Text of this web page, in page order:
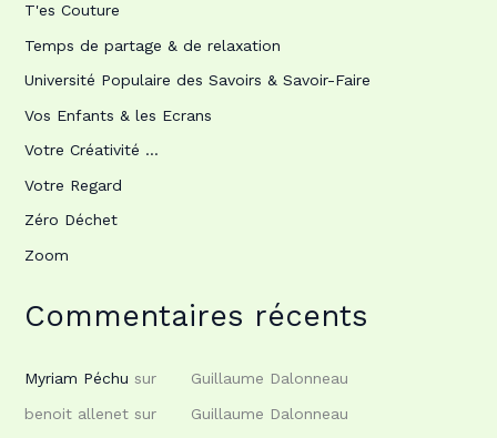
T'es Couture
Temps de partage & de relaxation
Université Populaire des Savoirs & Savoir-Faire
Vos Enfants & les Ecrans
Votre Créativité …
Votre Regard
Zéro Déchet
Zoom
Commentaires récents
Myriam Péchu sur
Guillaume Dalonneau
benoit allenetsur
Guillaume Dalonneau